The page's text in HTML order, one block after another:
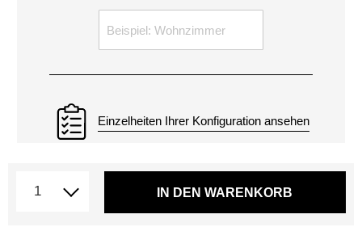
Einzelheiten Ihrer Konfiguration ansehen
IN DEN WARENKORB